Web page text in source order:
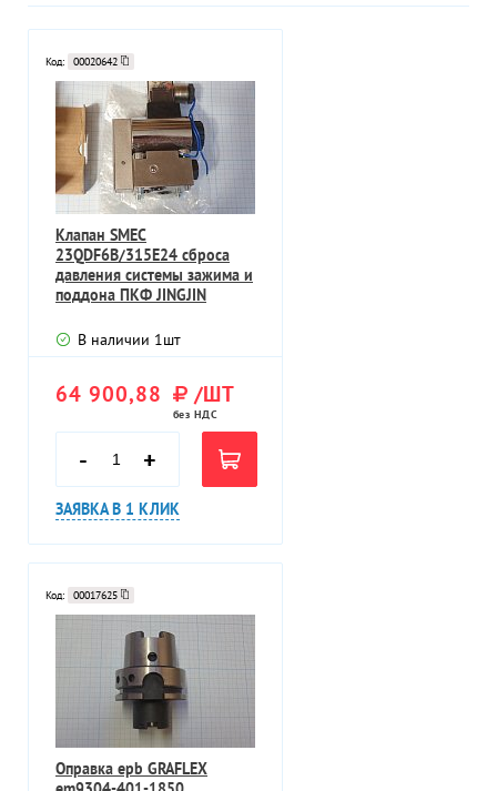
Код: 00020642
Клапан SMEC
23QDF6B/315E24 сброса
давления системы зажима и
поддона ПКФ JINGJIN
В наличии 1шт
64 900,88 /ШТ
без НДС
- +
ЗАЯВКА В 1 КЛИК
Код: 00017625
Оправка epb GRAFLEX